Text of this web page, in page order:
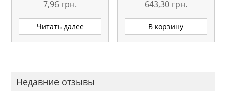
7,96 грн.
Читать далее
643,30 грн.
В корзину
Недавние отзывы